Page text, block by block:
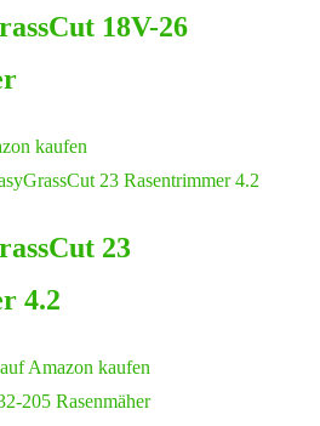
18V-26
kaufen
23
4.2
Amazon kaufen